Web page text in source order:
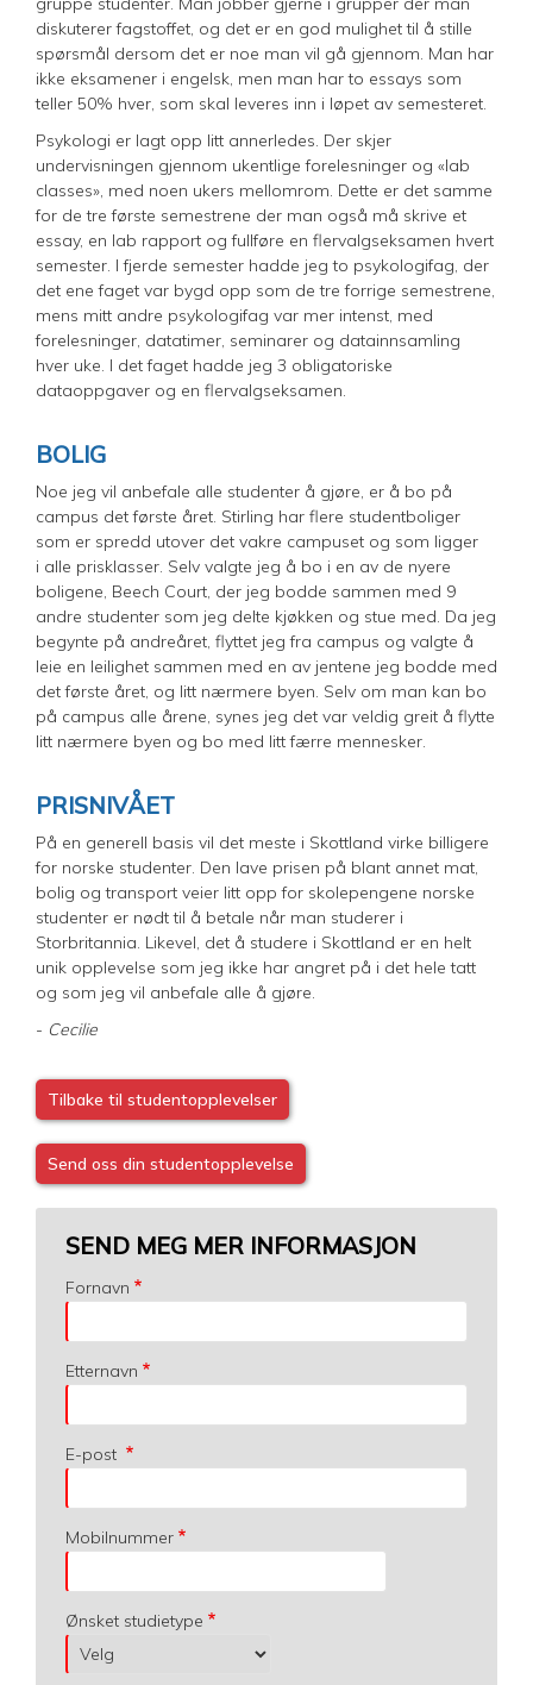
diskuterer fagstoffet, og det er en god mulighet til å stille
spørsmål dersom det er noe man vil gå gjennom. Man har
ikke eksamener i engelsk, men man har to essays som
teller 50% hver, som skal leveres inn i løpet av semesteret.
Psykologi er lagt opp litt annerledes. Der skjer
undervisningen gjennom ukentlige forelesninger og «lab
classes», med noen ukers mellomrom. Dette er det samme
for de tre første semestrene der man også må skrive et
essay, en lab rapport og fullføre en flervalgseksamen hvert
semester. I fjerde semester hadde jeg to psykologifag, der
det ene faget var bygd opp som de tre forrige semestrene,
mens mitt andre psykologifag var mer intenst, med
forelesninger, datatimer, seminarer og datainnsamling
hver uke. I det faget hadde jeg 3 obligatoriske
dataoppgaver og en flervalgseksamen.
BOLIG
Noe jeg vil anbefale alle studenter å gjøre, er å bo på
campus det første året. Stirling har flere studentboliger
som er spredd utover det vakre campuset og som ligger
i alle prisklasser. Selv valgte jeg å bo i en av de nyere
boligene, Beech Court, der jeg bodde sammen med 9
andre studenter som jeg delte kjøkken og stue med. Da jeg
begynte på andreåret, flyttet jeg fra campus og valgte å
leie en leilighet sammen med en av jentene jeg bodde med
det første året, og litt nærmere byen. Selv om man kan bo
på campus alle årene, synes jeg det var veldig greit å flytte
litt nærmere byen og bo med litt færre mennesker.
PRISNIVÅET
På en generell basis vil det meste i Skottland virke billigere
for norske studenter. Den lave prisen på blant annet mat,
bolig og transport veier litt opp for skolepengene norske
studenter er nødt til å betale når man studerer i
Storbritannia. Likevel, det å studere i Skottland er en helt
unik opplevelse som jeg ikke har angret på i det hele tatt
og som jeg vil anbefale alle å gjøre.
- Cecilie
Tilbake til studentopplevelser
Send oss din studentopplevelse
SEND MEG MER INFORMASJON
Fornavn
Etternavn
E-post
Mobilnummer
Ønsket studietype